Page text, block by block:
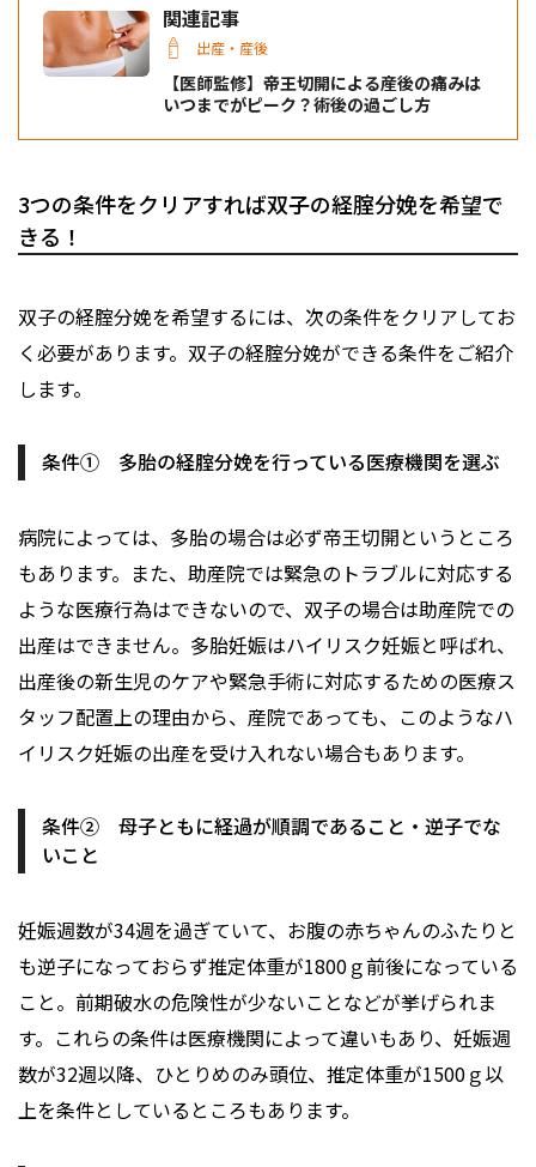
関連記事
出産・産後
【医師監修】帝王切開による産後の痛みは
いつまでがピーク？術後の過ごし方
3つの条件をクリアすれば双子の経腟分娩を希望で
きる！
双子の経腟分娩を希望するには、次の条件をクリアしてお
く必要があります。双子の経腟分娩ができる条件をご紹介
します。
条件① 多胎の経腟分娩を行っている医療機関を選ぶ
病院によっては、多胎の場合は必ず帝王切開というところ
もあります。また、助産院では緊急のトラブルに対応する
ような医療行為はできないので、双子の場合は助産院での
出産はできません。多胎妊娠はハイリスク妊娠と呼ばれ、
出産後の新生児のケアや緊急手術に対応するための医療ス
タッフ配置上の理由から、産院であっても、このようなハ
イリスク妊娠の出産を受け入れない場合もあります。
条件② 母子ともに経過が順調であること・逆子でな
いこと
妊娠週数が34週を過ぎていて、お腹の赤ちゃんのふたりと
も逆子になっておらず推定体重が1800ｇ前後になっている
こと。前期破水の危険性が少ないことなどが挙げられま
す。これらの条件は医療機関によって違いもあり、妊娠週
数が32週以降、ひとりめのみ頭位、推定体重が1500ｇ以
上を条件としているところもあります。